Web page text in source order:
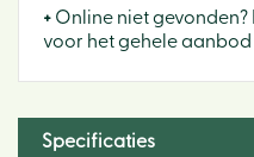
+ Online niet gevonden?
voor het gehele aanbod
Specificaties